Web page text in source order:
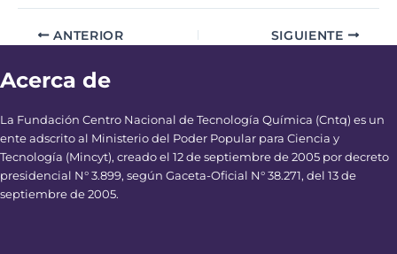
ANTERIOR SIGUIENTE
Acerca de
La Fundación Centro Nacional de Tecnología Química (Cntq) es un
ente adscrito al Ministerio del Poder Popular para Ciencia y
Tecnología (Mincyt), creado el 12 de septiembre de 2005 por decreto
presidencial N° 3.899, según Gaceta-Oficial N° 38.271, del 13 de
septiembre de 2005.